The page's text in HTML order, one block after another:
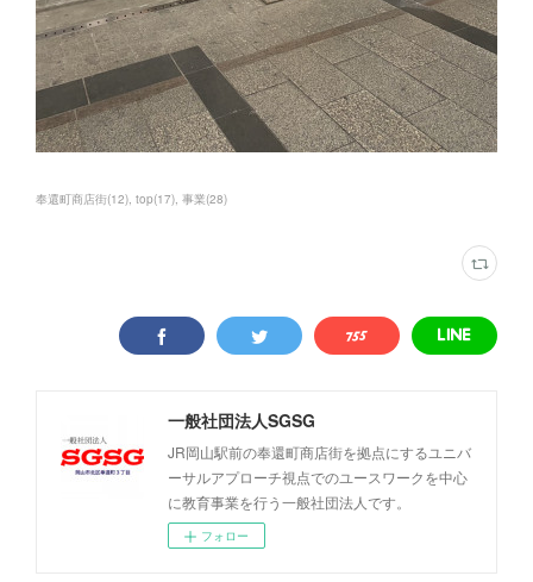
奉還町商店街(12) top(17) 事業(28)
一般社団法人SGSG
JR岡山駅前の奉還町商店街を拠点にするユニバ
ーサルアプローチ視点でのユースワークを中心
に教育事業を行う一般社団法人です。
フォロー